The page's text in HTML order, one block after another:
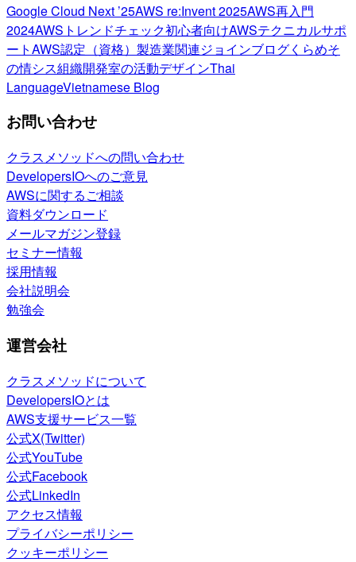
Google Cloud Next ’25AWS re:Invent 2025AWS再入門
2024AWSトレンドチェック初心者向けAWSテクニカルサポ
ートAWS認定（資格） 製造業関連ジョインブログくらめそ
の情シス組織開発室の活動デザインThai
LanguageVietnamese Blog
お問い合わせ
クラスメソッドへの問い合わせ
DevelopersIOへのご意見
AWSに関するご相談
資料ダウンロード
メールマガジン登録
セミナー情報
採用情報
会社説明会
勉強会
運営会社
クラスメソッドについて
DevelopersIOとは
AWS支援サービス一覧
公式X(Twitter)
公式YouTube
公式Facebook
公式LinkedIn
アクセス情報
プライバシーポリシー
クッキーポリシー